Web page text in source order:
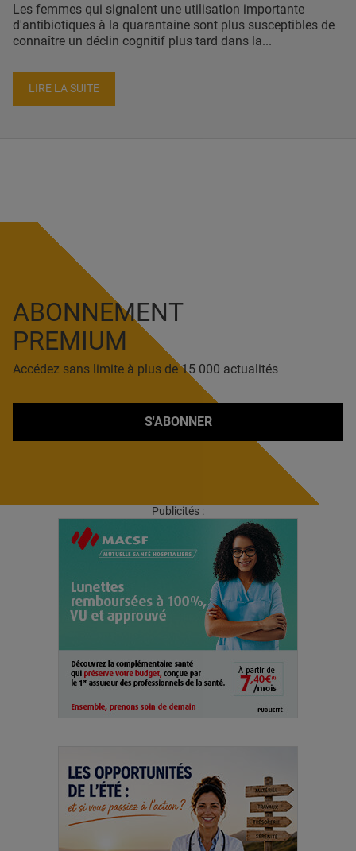
Les femmes qui signalent une utilisation importante
d'antibiotiques à la quarantaine sont plus susceptibles de
connaître un déclin cognitif plus tard dans la...
LIRE LA SUITE
ABONNEMENT
PREMIUM
Accédez sans limite à plus de 15 000 actualités
S'ABONNER
Publicités :